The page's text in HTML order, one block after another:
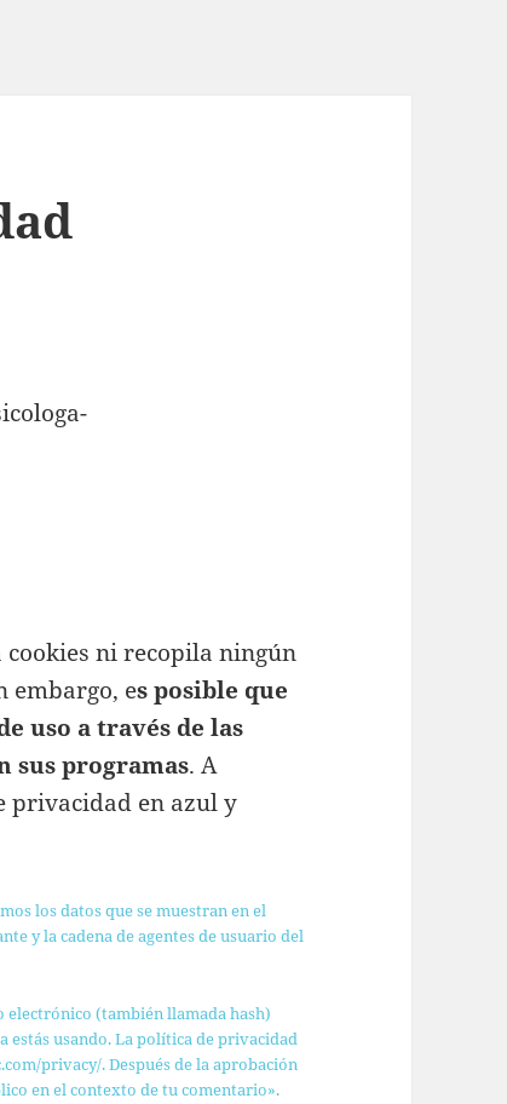
ni recopila ningún
embargo, es posible que
uso a través de las
sus programas. A
privacidad en azul y
los datos que se muestran en el
y la cadena de agentes de usuario del
electrónico (también llamada hash)
estás usando. La política de privacidad
privacy/. Después de la aprobación
en el contexto de tu comentario».